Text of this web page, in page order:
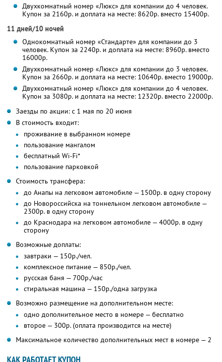
Двухкомнатный номер «Люкс» для компании до 4 человек.
Купон за 2160р. и доплата на месте: 8620р. вместо 15400р.
11 дней/10 ночей
Однокомнатный номер «Стандарте» для компании до 3
человек. Купон за 2240р. и доплата на месте: 8960р. вместо
16000р.
Двухкомнатный номер «Люкс» для компании до 3 человек.
Купон за 2660р. и доплата на месте: 10640р. вместо 19000р.
Двухкомнатный номер «Люкс» для компании до 4 человек.
Купон за 3080р. и доплата на месте: 12320р. вместо 22000р.
Заезды по акции: с 1 мая по 20 июня
В стоимость входит:
проживание в выбранном номере
пользование мангалом
бесплатный Wi-Fi*
пользование парковкой
Стоимость трансфера:
до Анапы на легковом автомобиле — 1500р. в одну сторону
до Новороссийска на тоннельном легковом автомобиле —
2300р. в одну сторону
до Краснодара на легковом автомобиле — 4000р. в одну
сторону
Возможные доплаты:
завтраки — 150р./чел.
комплексное питание — 850р./чел.
русская баня — 700р./час
стиральная машина — 150р./одна загрузка
Возможно размещение на дополнительном месте:
одно дополнительное место в номере — бесплатно
второе — 300р. (оплата производится на месте)
Максимальное количество дополнительных мест в номере — 2